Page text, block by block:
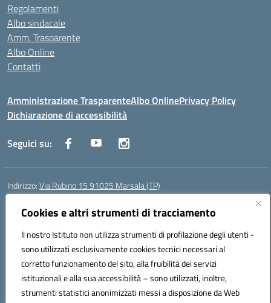
Cookies e altri strumenti di tracciamento
Il nostro Istituto non utilizza strumenti di profilazione degli utenti -
sono utilizzati esclusivamente cookies tecnici necessari al
corretto funzionamento del sito, alla fruibilità dei servizi
istituzionali e alla sua accessibilità – sono utilizzati, inoltre,
strumenti statistici anonimizzati messi a disposizione da Web
Regolamenti
Albo sindacale
Amm. Trasparente
Albo Online
Contatti
Amministrazione TrasparenteAlbo OnlinePrivacy Policy
Dichiarazione di accessibilità
Seguici su:
Indirizzo:Via Rubino 15 91025 Marsala (TP)
Centralino:
Posta elettronica certificata (PEC):TPIC83900G@pec.istruzione.it
Codice fiscale: 91032370818
Codice meccanografico:TPIC83900G
Codice Indice delle Pubbliche Amministrazioni (IPA): icggm
Codice unico di fatturazione (CUF): UFJKJ7